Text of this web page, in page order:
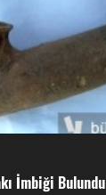
İmbiği Bulundu